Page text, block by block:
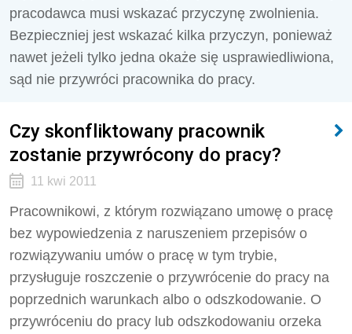
pracodawca musi wskazać przyczynę zwolnienia.
Bezpieczniej jest wskazać kilka przyczyn, ponieważ
nawet jeżeli tylko jedna okaże się usprawiedliwiona,
sąd nie przywróci pracownika do pracy.
Czy skonfliktowany pracownik
zostanie przywrócony do pracy?
11 kwi 2011
Pracownikowi, z którym rozwiązano umowę o pracę
bez wypowiedzenia z naruszeniem przepisów o
rozwiązywaniu umów o pracę w tym trybie,
przysługuje roszczenie o przywrócenie do pracy na
poprzednich warunkach albo o odszkodowanie. O
przywróceniu do pracy lub odszkodowaniu orzeka